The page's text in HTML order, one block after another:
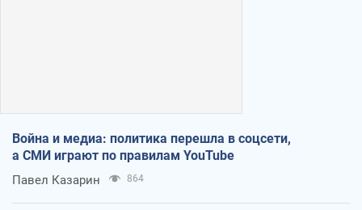
Война и медиа: политика перешла в соцсети,
а СМИ играют по правилам YouTube
Павел Казарин 864